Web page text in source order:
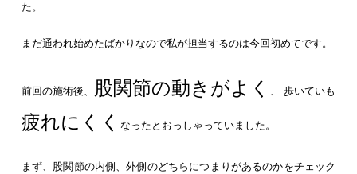
た。
まだ通われ始めたばかりなので私が担当するのは今回初めてです。
前回の施術後、 股関節の動きがよく 、 歩いていも
疲れにくく なったとおっしゃっていました。
まず、股関節の内側、外側のどちらにつまりがあるのかをチェック